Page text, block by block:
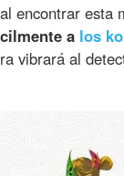
encontrar esta
a los
vibrará al